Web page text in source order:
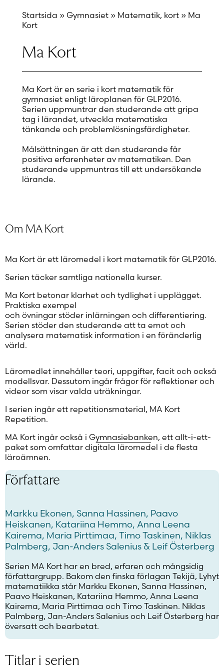
Startsida »Gymnasiet » Matematik, kort » Ma
Kort
Ma Kort
Ma Kort är en serie i kort matematik för
gymnasiet enligt läroplanen för GLP2016.
Serien uppmuntrar den studerande att gripa
tag i lärandet, utveckla matematiska
tänkande och problemlösningsfärdigheter.
Målsättningen är att den studerande får
positiva erfarenheter av matematiken. Den
studerande uppmuntras till ett undersökande
lärande.
Om MA Kort
Ma Kort är ett läromedel i kort matematik för GLP2016.
Serien täcker samtliga nationella kurser.
Ma Kort betonar klarhet och tydlighet i upplägget.
Praktiska exempel
och övningar stöder inlärningen och differentiering.
Serien stöder den studerande att ta emot och
analysera matematisk information i en föränderlig
värld.
Läromedlet innehåller teori, uppgifter, facit och också
modellsvar. Dessutom ingår frågor för reflektioner och
videor som visar valda uträkningar.
I serien ingår ett repetitionsmaterial, MA Kort
Repetition.
MA Kort ingår också i Gymnasiebanken, ett allt-i-ett-
paket som omfattar digitala läromedel i de flesta
läroämnen.
Författare
Markku Ekonen, Sanna Hassinen, Paavo
Heiskanen, Katariina Hemmo, Anna Leena
Kairema, Maria Pirttimaa, Timo Taskinen, Niklas
Palmberg, Jan-Anders Salenius & Leif Österberg
Serien MA Kort har en bred, erfaren och mångsidig
författargrupp. Bakom den finska förlagan Tekijä, Lyhyt
matematiikka står Markku Ekonen, Sanna Hassinen,
Paavo Heiskanen, Katariina Hemmo, Anna Leena
Kairema, Maria Pirttimaa och Timo Taskinen. Niklas
Palmberg, Jan-Anders Salenius och Leif Österberg har
översatt och bearbetat.
Titlar i serien